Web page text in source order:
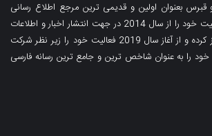
قبرس بعنوان اولین و قدیمی ترین مرجع اطلاع رسانی
فارسی زبان در قبرس فعالیت خود را از سال 2014 در جهت انتشار اخبار و اطلاعات
در حوزه های مختلف آغاز کرده و از آغاز سال 2019 فعالیت خود را زیر نظر شرکت
را به عنوان شاخص ترین و جامع ترین رسانه فارسی